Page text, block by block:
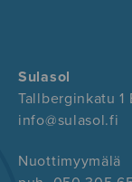
Sulasol
Tallberginkatu 1
info@sulasol.fi
Nuottimyymälä